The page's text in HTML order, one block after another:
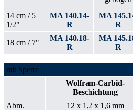
14 cm / 5
1/2"
MA 140.14-
R
MA
R
18 cm / 7"
MA 140.18-
R
MA
R
mit Sperre
Wolfram-Carbid-
Beschichtung
Abm.
12 x 1,2 x 1,6 mm